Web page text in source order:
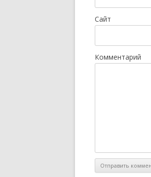
Сайт
Комментарий